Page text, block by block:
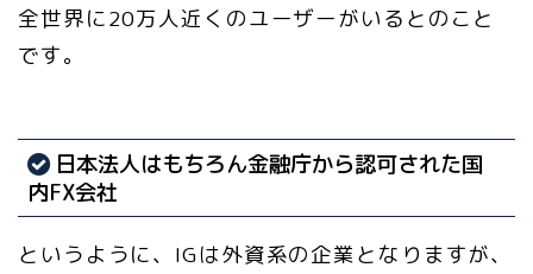
全世界に20万人近くのユーザーがいるとのこと
です。
日本法人はもちろん金融庁から認可された国
内FX会社
というように、IGは外資系の企業となりますが、